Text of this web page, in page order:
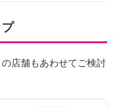
店舗もあわせてご検討